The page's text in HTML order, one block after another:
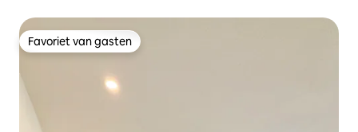
Favoriet van gasten
Favoriet van gasten